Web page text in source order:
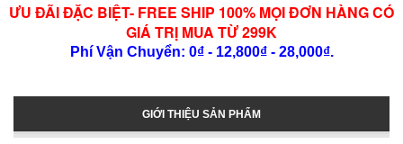
ƯU ĐÃI ĐẶC BIỆT- FREE SHIP 100% MỌI ĐƠN HÀNG CÓ
GIÁ TRỊ MUA TỪ 299K
Phí Vận Chuyển: 0₫ - 12,800₫ - 28,000₫.
GIỚI THIỆU SẢN PHẨM